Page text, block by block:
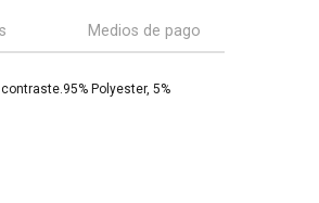
Medios de pago
Polyester, 5%